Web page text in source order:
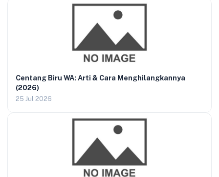
Centang Biru WA: Arti & Cara Menghilangkannya
(2026)
25 Jul 2026